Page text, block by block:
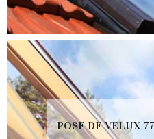
POSE DE VELUX